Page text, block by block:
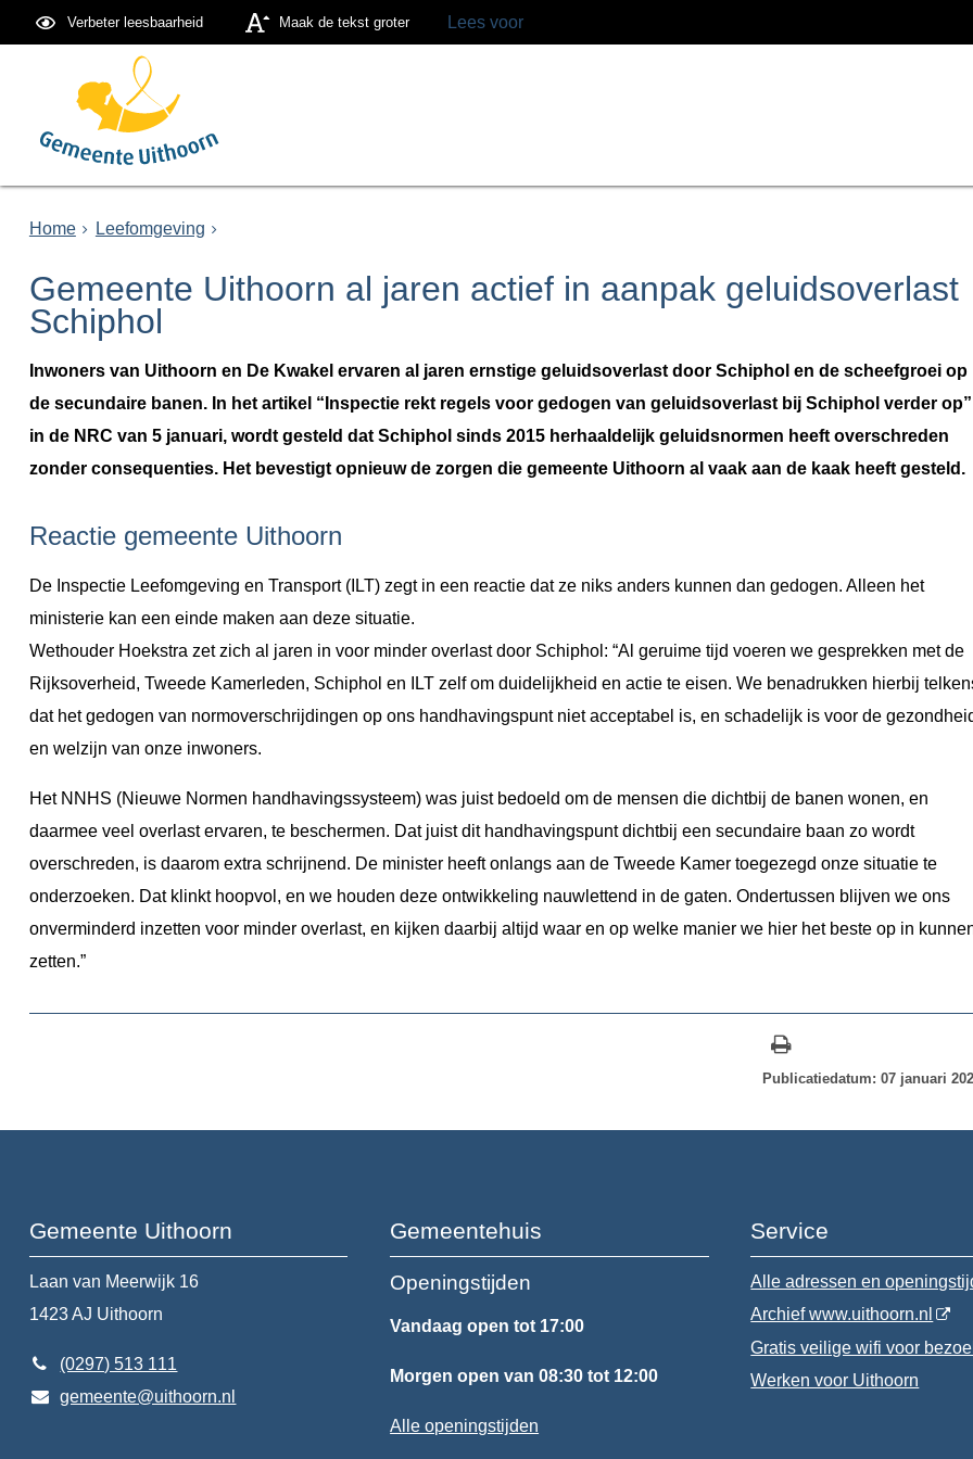
Verbeter leesbaarheid Maak de tekst groter Lees voor
Home Leefomgeving
Gemeente Uithoorn al jaren actief in aanpak geluidsoverlast
Schiphol
Inwoners van Uithoorn en De Kwakel ervaren al jaren ernstige geluidsoverlast door Schiphol en de scheefgroei op
de secundaire banen. In het artikel “Inspectie rekt regels voor gedogen van geluidsoverlast bij Schiphol verder op”
in de NRC van 5 januari, wordt gesteld dat Schiphol sinds 2015 herhaaldelijk geluidsnormen heeft overschreden
zonder consequenties. Het bevestigt opnieuw de zorgen die gemeente Uithoorn al vaak aan de kaak heeft gesteld.
Reactie gemeente Uithoorn
De Inspectie Leefomgeving en Transport (ILT) zegt in een reactie dat ze niks anders kunnen dan gedogen. Alleen het
ministerie kan een einde maken aan deze situatie.
Wethouder Hoekstra zet zich al jaren in voor minder overlast door Schiphol: “Al geruime tijd voeren we gesprekken met de
Rijksoverheid, Tweede Kamerleden, Schiphol en ILT zelf om duidelijkheid en actie te eisen. We benadrukken hierbij
dat het gedogen van normoverschrijdingen op ons handhavingspunt niet acceptabel is, en schadelijk is voor de
en welzijn van onze inwoners.
Het NNHS (Nieuwe Normen handhavingssysteem) was juist bedoeld om de mensen die dichtbij de banen wonen, en
daarmee veel overlast ervaren, te beschermen. Dat juist dit handhavingspunt dichtbij een secundaire baan zo wordt
overschreden, is daarom extra schrijnend. De minister heeft onlangs aan de Tweede Kamer toegezegd onze situatie te
onderzoeken. Dat klinkt hoopvol, en we houden deze ontwikkeling nauwlettend in de gaten. Ondertussen blijven we ons
onverminderd inzetten voor minder overlast, en kijken daarbij altijd waar en op welke manier we hier het beste op in
zetten.”
Publicatiedatum: 07 januari
Gemeente Uithoorn
Laan van Meerwijk 16
1423 AJ Uithoorn
(0297) 513 111
gemeente@uithoorn.nl
Gemeentehuis
Openingstijden
Vandaag open tot 17:00
Morgen open van 08:30 tot 12:00
Alle openingstijden
Service
Alle adressen en
Archief www.uithoorn.nl
Gratis veilige wifi voor
Werken voor Uithoorn